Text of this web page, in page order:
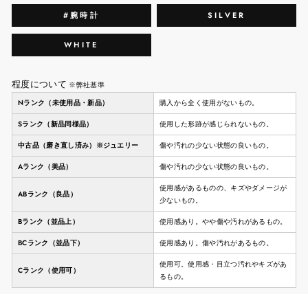
#腕時計 SILVER
WHITE
程度について ※弊社基準
Nランク（未使用品・新品）
購入から全く使用がないもの。
Sランク（新品同様品） 使用した形跡が感じられないもの。
中古品（磨き直し済み）※ジュエリー 傷や汚れの少ない状態の良いもの。
Aランク（美品） 傷や汚れの少ない状態の良いもの。
ABランク（良品）
使用感があるものの、キズやダメージが
少ないもの。
Bランク（並品上） 使用感あり。やや傷や汚れがあるもの。
BCランク（並品下） 使用感あり。傷や汚れがあるもの。
Cランク（使用可）
使用可。使用感・目立つ汚れやキズがあ
るもの。